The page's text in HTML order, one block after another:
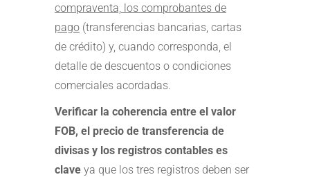
compraventa, los comprobantes de
pago (transferencias bancarias, cartas
de crédito) y, cuando corresponda, el
detalle de descuentos o condiciones
comerciales acordadas.
Verificar la coherencia entre el valor
FOB, el precio de transferencia de
divisas y los registros contables es
clave ya que los tres registros deben ser